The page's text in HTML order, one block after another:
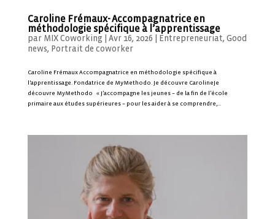
Caroline Frémaux- Accompagnatrice en
méthodologie spécifique à l’apprentissage
par MIX Coworking Avr 16, 2026 Entrepreneuriat, Good
news, Portrait de coworker
Caroline Frémaux Accompagnatrice en méthodologie spécifique à
l'apprentissage. Fondatrice de MyMethodo. Je découvre CarolineJe
découvre MyMethodo « J’accompagne les jeunes – de la fin de l’école
primaire aux études supérieures – pour les aider à se comprendre,...